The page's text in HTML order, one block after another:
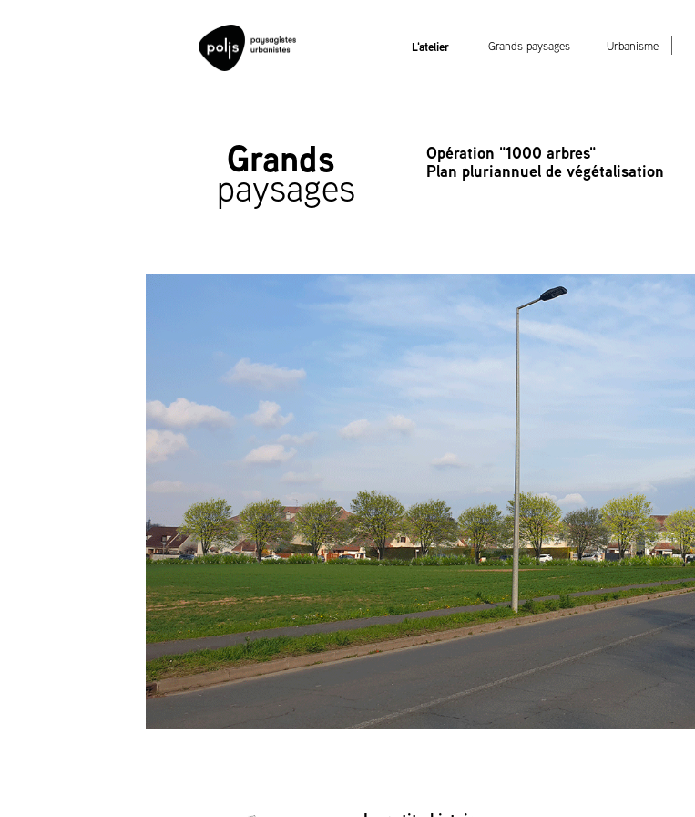
paysages
Opération "1000 arbres"
Plan pluriannuel de végétalisation
Grands paysages Urbanisme
L'atelier